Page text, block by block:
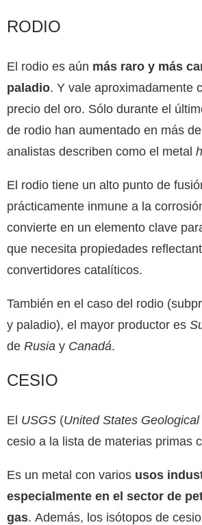
RODIO
El rodio es aún más raro y más
paladio. Y vale aproximadamente
precio del oro. Sólo durante el
de rodio han aumentado en más
analistas describen como el metal
El rodio tiene un alto punto de
prácticamente inmune a la
convierte en un elemento clave
que necesita propiedades
convertidores catalíticos.
También en el caso del rodio
y paladio), el mayor productor es
de Rusia y Canadá.
CESIO
El USGS (United States
cesio a la lista de materias primas
Es un metal con varios usos
especialmente en el sector de
gas. Además, los isótopos de